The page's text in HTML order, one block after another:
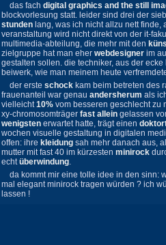
das fach digital graphics and the still
blockvorlesung statt. leider sind drei der
stunden lang, was ich nicht allzu nett finde,
veranstaltung wird nicht direkt von der it-
multimedia-abteilung, die mehr mit den
zielgruppe hat man eher webdesigner im
gestalten sollen. die techniker, aus der
beiwerk, wie man meinem heute
der erste schock kam beim betreten des
frauenanteil war genau andersherum als
vielleicht10% vom besseren geschlecht zu
xy-chromosomträger fast allein gelassen
wenigsten erwartet hatte, trägt einen
wochen visuelle gestaltung in digitalen
offen: ihre kleidung sah mehr danach aus,
mutter mit fast 40 im kürzesten minirock
echtüberwindung.
da kommt mir eine tolle idee in den sinn:
mal elegant minirock tragen würden ? ich
lassen !